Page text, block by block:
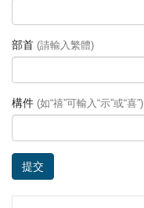
部首 (請輸入繁體)
構件 (如“禧”可輸入“示”或“喜”)
提交